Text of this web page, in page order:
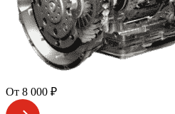
От 8 000 ₽